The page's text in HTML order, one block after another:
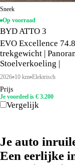
Sneek
Op voorraad
BYD ATTO 3
EVO Excellence
trekgewicht |
Stoelverkoeling |
2026 10 km Elektrisch
Prijs
Je voordeel is € 3.200
Vergelijk
Je auto
Een eerlijke